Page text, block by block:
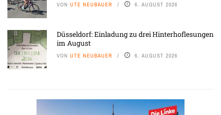
VON UTE NEUBAUER 6. AUGUST 2026
Düsseldorf: Einladung zu drei Hinterhoflesungen
im August
VON UTE NEUBAUER 6. AUGUST 2026